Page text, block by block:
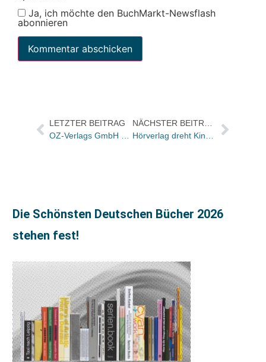
Ja, ich möchte den BuchMarkt-Newsflash
abonnieren
LETZTER BEITRAG
Die Schönsten Deutschen Bücher 2026
stehen fest!